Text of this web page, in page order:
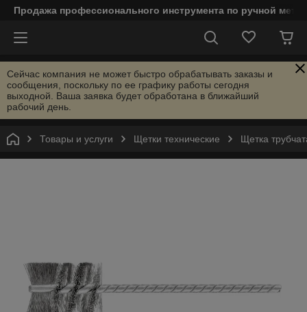
Продажа профессионального инструмента по ручной
Сейчас компания не может быстро обрабатывать заказы и
сообщения, поскольку по ее графику работы сегодня
выходной. Ваша заявка будет обработана в ближайший
рабочий день.
Товары и услуги Щетки технические Щетка